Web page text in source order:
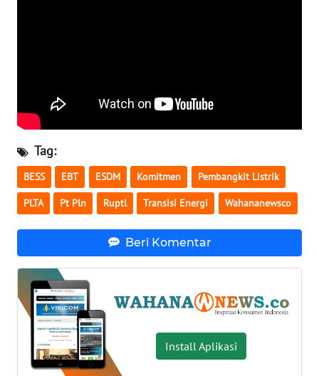
Tag:
BESS EBT ESDM Komitmen Pembangkit Listrik
PLTA Pt Pln Ruptl Transisi Energi Wahananewsco
Beri Komentar
Install Aplikasi
WN
SULTENG
WN
SULBAR
WN
SUMBAR
WN
SUMSEL
WN